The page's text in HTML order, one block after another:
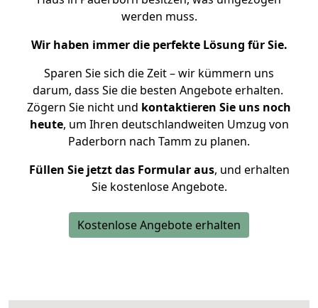
werden muss.
Wir haben immer die perfekte Lösung für Sie.
Sparen Sie sich die Zeit – wir kümmern uns
darum, dass Sie die besten Angebote erhalten.
Zögern Sie nicht und kontaktieren Sie uns noch
heute, um Ihren deutschlandweiten Umzug von
Paderborn nach Tamm zu planen.
Füllen Sie jetzt das Formular aus, und erhalten
Sie kostenlose Angebote.
Kostenlose Angebote erhalten